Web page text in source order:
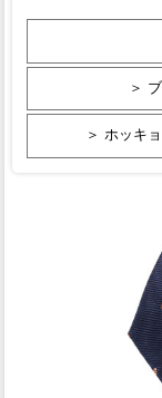
＞
＞ ホッキ